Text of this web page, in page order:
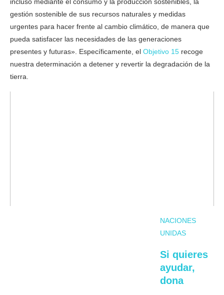
gestión sostenible de sus recursos naturales y medidas
urgentes para hacer frente al cambio climático, de manera que
pueda satisfacer las necesidades de las generaciones
presentes y futuras». Específicamente, el Objetivo 15 recoge
nuestra determinación a detener y revertir la degradación de la
tierra.
NACIONES
UNIDAS
Si quieres
ayudar,
dona